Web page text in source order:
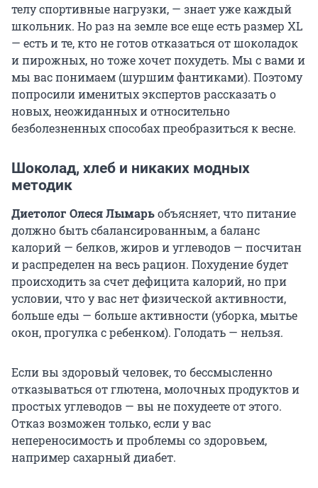
телу спортивные нагрузки, — знает уже каждый
школьник. Но раз на земле все еще есть размер XL
— есть и те, кто не готов отказаться от шоколадок
и пирожных, но тоже хочет похудеть. Мы с вами и
мы вас понимаем (шуршим фантиками). Поэтому
попросили именитых экспертов рассказать о
новых, неожиданных и относительно
безболезненных способах преобразиться к весне.
Шоколад, хлеб и никаких модных
методик
Диетолог Олеся Лымарьобъясняет, что питание
должно быть сбалансированным, а баланс
калорий — белков, жиров и углеводов — посчитан
и распределен на весь рацион. Похудение будет
происходить за счет дефицита калорий, но при
условии, что у вас нет физической активности,
больше еды — больше активности (уборка, мытье
окон, прогулка с ребенком). Голодать — нельзя.
Если вы здоровый человек, то бессмысленно
отказываться от глютена, молочных продуктов и
простых углеводов — вы не похудеете от этого.
Отказ возможен только, если у вас
непереносимость и проблемы со здоровьем,
например сахарный диабет.